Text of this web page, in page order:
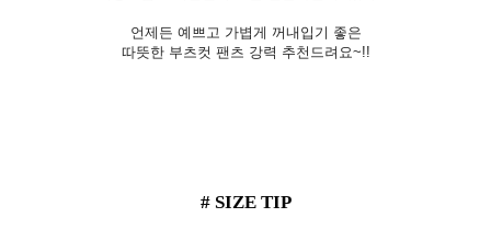
언제든 예쁘고 가볍게 꺼내입기 좋은
따뜻한 부츠컷 팬츠 강력 추천드려요~!!
# SIZE TIP